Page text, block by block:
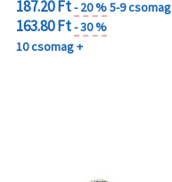
187.20 Ft- 20 %5-9 csomag
163.80 Ft- 30 %
10 csomag +